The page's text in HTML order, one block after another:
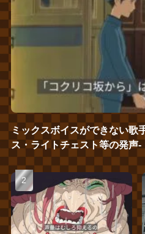
ミックスボイスができない歌
ス・ライトチェスト等の発声‐